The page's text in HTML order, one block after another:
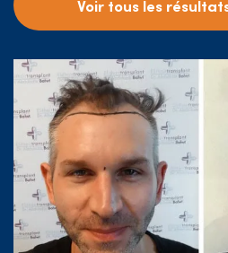
Voir tous les